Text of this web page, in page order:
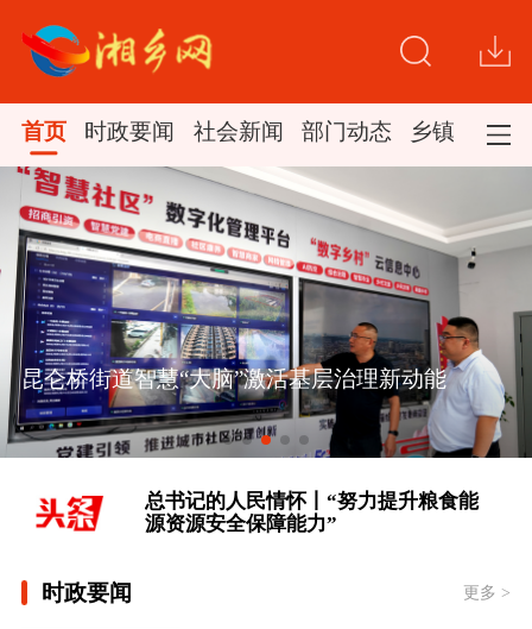
首页 时政要闻 社会新闻 部门动态 乡镇新闻
昆仑桥街道智慧“大脑”激活基层治理新动能
[时政微视频丨习近平与世界遗产：鼓浪
琴韵 ]
总书记的人民情怀丨“努力提升粮食能
源资源安全保障能力”
[一习话丨“全民健身计划就是国民幸福
计划” ]
时政要闻 更多 >